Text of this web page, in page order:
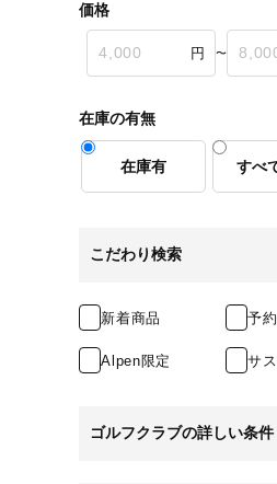
価格
〜
在庫の有無
在庫有 すべ
こだわり検索
新着商品 予
Alpen限定 サ
ゴルフクラブの詳しい条件